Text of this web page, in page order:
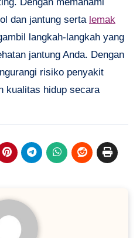
dan jantung serta lemak
langkah-langkah yang
jantung Anda. Dengan
risiko penyakit
kualitas hidup secara